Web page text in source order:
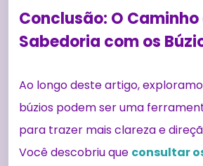
Conclusão: O Caminho
Sabedoria com os
Ao longo deste artigo,
búzios podem ser uma
para trazer mais clareza e
Você descobriu que consultar